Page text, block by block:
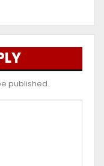
published.